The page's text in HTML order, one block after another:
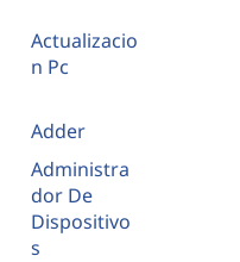
Actualizacio
n Pc
Adder
Administra
dor De
Dispositivo
s